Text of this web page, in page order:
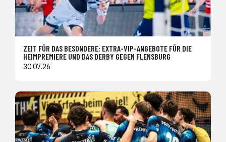
ZEIT FÜR DAS BESONDERE: EXTRA-VIP-ANGEBOTE FÜR DIE
HEIMPREMIERE UND DAS DERBY GEGEN FLENSBURG
30.07.26